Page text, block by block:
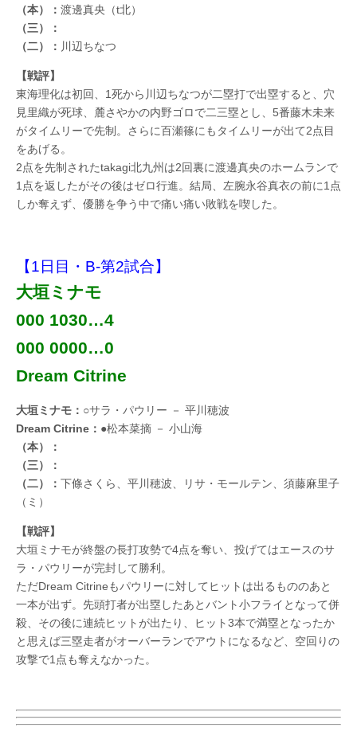
（本）： 渡邊真央（t北）
（三）：
（二）： 川辺ちなつ
【戦評】
東海理化は初回、1死から川辺ちなつが二塁打で出塁すると、穴
見里織が死球、麓さやかの内野ゴロで二三塁とし、5番藤木未来
がタイムリーで先制。さらに百瀬篠にもタイムリーが出て2点目
をあげる。
2点を先制されたtakagi北九州は2回裏に渡邊真央のホームランで
1点を返したがその後はゼロ行進。結局、左腕永谷真衣の前に1点
しか奪えず、優勝を争う中で痛い痛い敗戦を喫した。
【1日目・B-第2試合】
大垣ミナモ
000 1030…4
000 0000…0
Dream Citrine
大垣ミナモ： ○サラ・パウリー － 平川穂波
Dream Citrine： ●松本菜摘 － 小山海
（本）：
（三）：
（二）： 下條さくら、平川穂波、リサ・モールテン、須藤麻里子
（ミ）
【戦評】
大垣ミナモが終盤の長打攻勢で4点を奪い、投げてはエースのサ
ラ・パウリーが完封して勝利。
ただDream Citrineもパウリーに対してヒットは出るもののあと
一本が出ず。先頭打者が出塁したあとバント小フライとなって併
殺、その後に連続ヒットが出たり、ヒット3本で満塁となったか
と思えば三塁走者がオーバーランでアウトになるなど、空回りの
攻撃で1点も奪えなかった。